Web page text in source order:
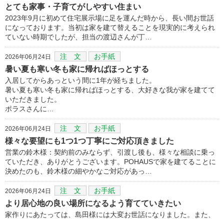
とても家事・子育てがしやすい住まい
2023年9月に初めて住宅展示場に足を運んだ時から、長い間お世話
になっております。当初は家を建て替えることを現実的に考えられ
ていない時期でしたが、担当の渡辺さんが丁…
2026年06月24日 注 文 お手紙
暑い夏も寒い冬も家に帰ればほっとする
入居してからあっという間に1年が経ちました。
暑い夏も寒い冬も家に帰ればほっとする、大好きな我が家を建てて
いただきました。
ポラスさんに…
2026年06月24日 注 文 お手紙
様々な要望にも1つ1つ丁寧にご対応頂きました
営業の鈴木様：契約前のみならず、引渡し後も、様々な相談に乗っ
ていただき、ありがとうございます。POHAUSで家を建てることに
決めたのも、鈴木様の細やかなご対応があっ…
2026年06月24日 注 文 お手紙
より居心地の良い場所になるよう育てていきたい
家作りにあたっては、島田様には大変お世話になりました。また、